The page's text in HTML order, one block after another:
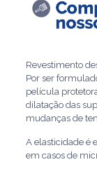
Revestimento
Por ser
película
dilatação das
mudanças de
A elasticidade é
em casos de